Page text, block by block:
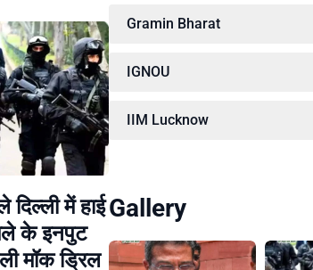
में हाई
के इनपुट
मॉक ड्रिल
Gramin Bharat
IGNOU
IIM Lucknow
Gallery